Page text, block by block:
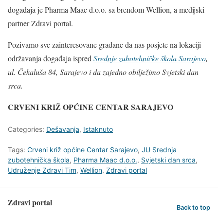
događaja je Pharma Maac d.o.o. sa brendom Wellion, a medijski
partner Zdravi portal.
Pozivamo sve zainteresovane građane da nas posjete na lokaciji
održavanja događaja ispred Srednje zubotehničke škola Sarajevo,
ul. Čekaluša 84, Sarajevo i da zajedno obilježimo Svjetski dan
srca.
CRVENI KRIŽ OPĆINE CENTAR SARAJEVO
Categories: Dešavanja, Istaknuto
Tags: Crveni križ općine Centar Sarajevo, JU Srednja
zubotehnička škola, Pharma Maac d.o.o., Svjetski dan srca,
Udruženje Zdravi Tim, Wellion, Zdravi portal
Zdravi portal Back to top